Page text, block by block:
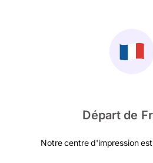
Départ de
Notre centre d'impression